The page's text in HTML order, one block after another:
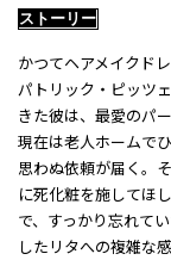
ストーリー
かつてヘアメイクド
パトリック・ピッツ
きた彼は、最愛のパ
現在は老人ホームで
思わぬ依頼が届く。
に死化粧を施してほ
で、すっかり忘れて
したリタへの複雑な